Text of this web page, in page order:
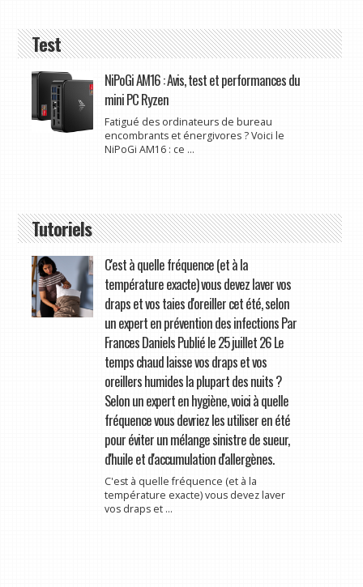
Test
NiPoGi AM16 : Avis, test et performances du
mini PC Ryzen
Fatigué des ordinateurs de bureau
encombrants et énergivores ? Voici le
NiPoGi AM16 : ce ...
Tutoriels
C'est à quelle fréquence (et à la
température exacte) vous devez laver vos
draps et vos taies d'oreiller cet été, selon
un expert en prévention des infections Par
Frances Daniels Publié le 25 juillet 26 Le
temps chaud laisse vos draps et vos
oreillers humides la plupart des nuits ?
Selon un expert en hygiène, voici à quelle
fréquence vous devriez les utiliser en été
pour éviter un mélange sinistre de sueur,
d'huile et d'accumulation d'allergènes.
C'est à quelle fréquence (et à la
température exacte) vous devez laver
vos draps et ...